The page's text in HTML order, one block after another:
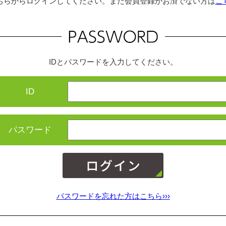
IDとパスワードを入力してください。
ID
パスワード
パスワードを忘れた方はこちら›››